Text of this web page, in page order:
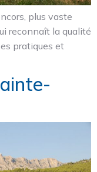
plus vaste
reconnaît la qualité
pratiques et